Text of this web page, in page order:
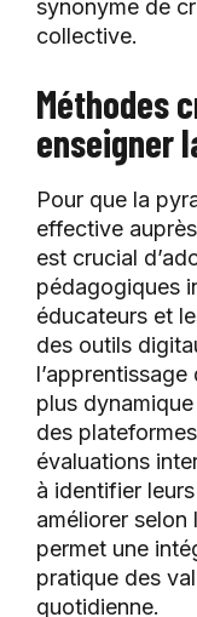
synonyme de
collective.
Méthodes
enseigner
Pour que la
effective
est crucial
pédagogiques
éducateurs et
des outils
plus
des
évaluations
à identifier
améliorer selon
permet une
pratique des
quotidienne.